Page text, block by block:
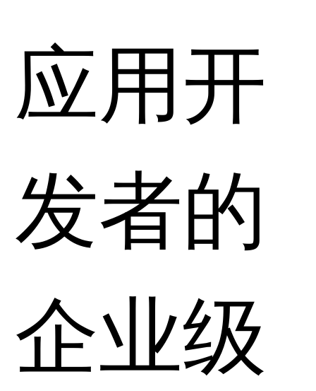
应用开
发者的
企业级